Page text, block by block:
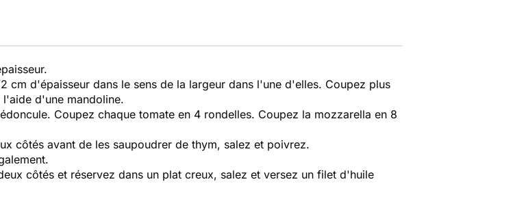
cm d'épaisseur dans le sens de la largeur dans l'une d'elles. Coupez plus
d'une mandoline.
Coupez chaque tomate en 4 rondelles. Coupez la mozzarella en 8
côtés avant de les saupoudrer de thym, salez et poivrez.
côtés et réservez dans un plat creux, salez et versez un filet d'huile